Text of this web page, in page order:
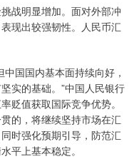
战明显增加。面对外部冲
现出较强韧性。人民币汇
国国内基本面持续向好，
实的基础。”中国人民银行
贬值获取国际竞争优势。
的，将继续坚持市场在汇
时强化预期引导，防范汇
平上基本稳定。